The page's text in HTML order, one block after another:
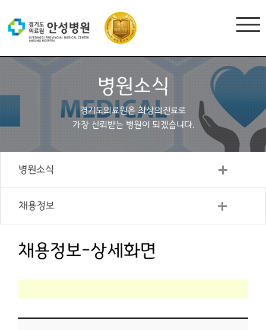
병원소식
경기도의료원은 최상의진료로
가장 신뢰받는 병원이 되겠습니다.
병원소식
채용정보
채용정보-상세화면